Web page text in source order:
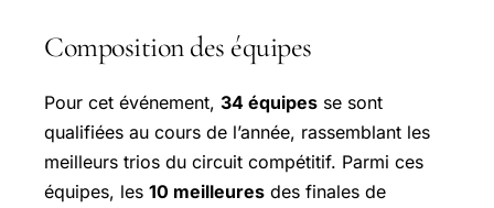
Composition des équipes
Pour cet événement, 34 équipes se sont
qualifiées au cours de l’année, rassemblant les
meilleurs trios du circuit compétitif. Parmi ces
équipes, les 10 meilleures des finales de